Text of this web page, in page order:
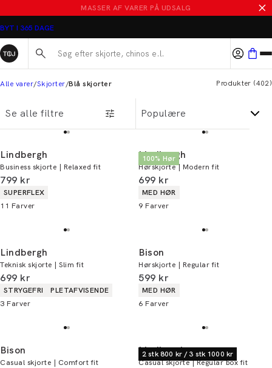
SALE - SPAR 50%
BYT I 365 DAGE
Søg her...
Alle varer Skjorter Blå skjorter Produkter (402)
Se alle filtre
Lindbergh
Business skjorte | Relaxed fit
I alt (inkl. rabat)
799 kr
Produkt egenskaber
SUPERFLEX
11 Farver
100% Hør
Lindbergh
Hørskjorte | Modern fit
I alt (inkl. rabat)
699 kr
Produkt egenskaber
MED HØR
9 Farver
Lindbergh
Teknisk skjorte | Slim fit
I alt (inkl. rabat)
699 kr
Produkt egenskaber
STRYGEFRI
PLETAFVISENDE
3 Farver
Bison
Hørskjorte | Regular fit
I alt (inkl. rabat)
599 kr
Produkt egenskaber
MED HØR
6 Farver
Bison
Casual skjorte | Comfort fit
2 stk 800 kr / 3 stk 1000 kr
Lindbergh
Casual skjorte | Regular box fit